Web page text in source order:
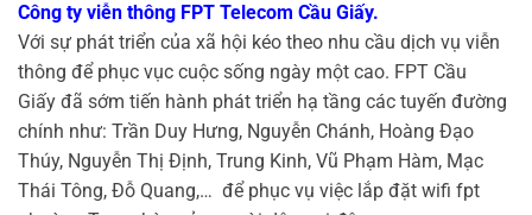
Công ty viễn thông FPT Telecom Cầu Giấy.
Với sự phát triển của xã hội kéo theo nhu cầu dịch vụ viễn
thông để phục vục cuộc sống ngày một cao. FPT Cầu
Giấy đã sớm tiến hành phát triển hạ tầng các tuyến đường
chính như: Trần Duy Hưng, Nguyễn Chánh, Hoàng Đạo
Thúy, Nguyễn Thị Định, Trung Kinh, Vũ Phạm Hàm, Mạc
Thái Tông, Đỗ Quang,… để phục vụ việc lắp đặt wifi fpt